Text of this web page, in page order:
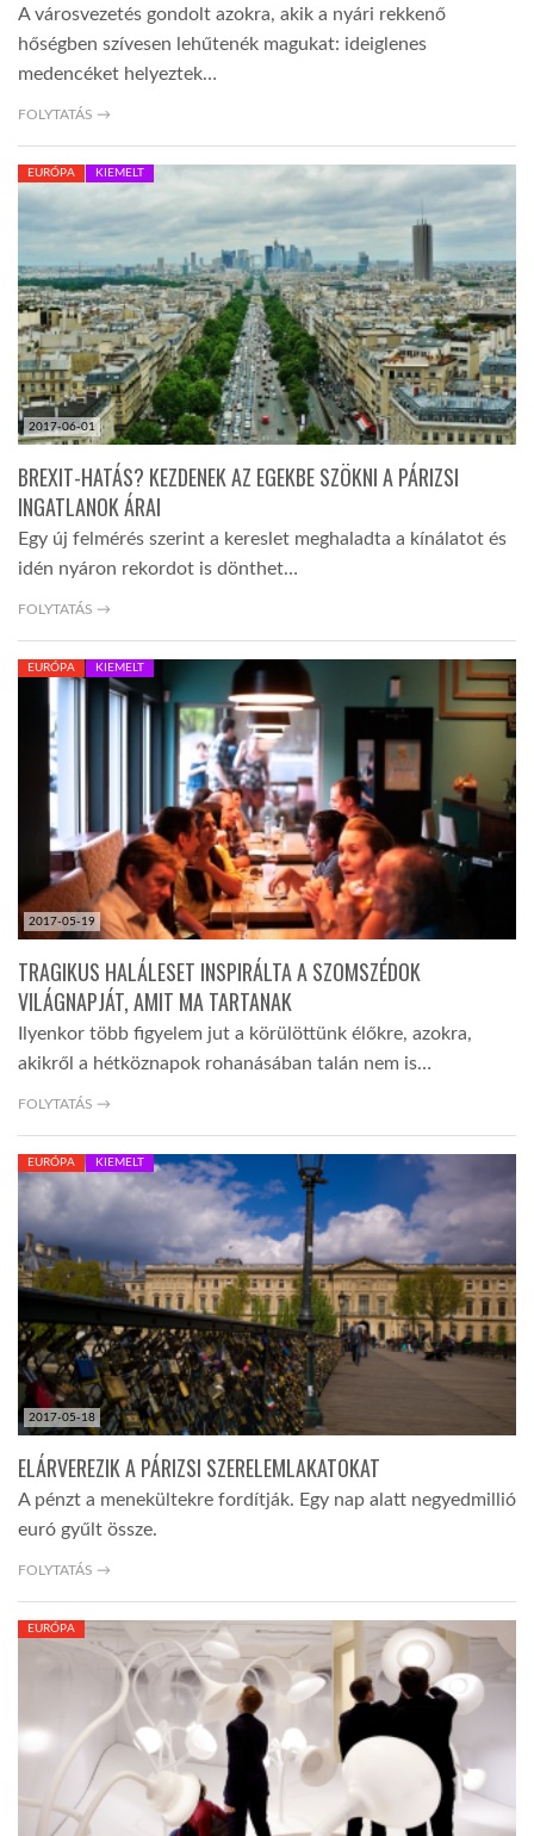
A városvezetés gondolt azokra, akik a nyári rekkenő
hőségben szívesen lehűtenék magukat: ideiglenes
medencéket helyeztek…
FOLYTATÁS →
2017-06-01
EURÓPA KIEMELT
BREXIT-HATÁS? KEZDENEK AZ EGEKBE SZÖKNI A PÁRIZSI
INGATLANOK ÁRAI
Egy új felmérés szerint a kereslet meghaladta a kínálatot és
idén nyáron rekordot is dönthet…
FOLYTATÁS →
2017-05-19
EURÓPA KIEMELT
TRAGIKUS HALÁLESET INSPIRÁLTA A SZOMSZÉDOK
VILÁGNAPJÁT, AMIT MA TARTANAK
Ilyenkor több figyelem jut a körülöttünk élőkre, azokra,
akikről a hétköznapok rohanásában talán nem is…
FOLYTATÁS →
2017-05-18
EURÓPA KIEMELT
ELÁRVEREZIK A PÁRIZSI SZERELEMLAKATOKAT
A pénzt a menekültekre fordítják. Egy nap alatt negyedmillió
euró gyűlt össze.
FOLYTATÁS →
EURÓPA